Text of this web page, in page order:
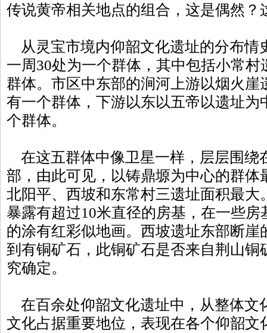
传说黄帝相关地点的组合，这是偶然？
从灵宝市境内仰韶文化遗址的分布情
一周30处为一个群体，其中包括小常
群体。市区中东部的涧河上游以烟火崖
有一个群体，下游以东以五帝以遗址为
个群体。
在这五群体中像卫星一样，层层围绕
部，由此可见，以铸鼎塬为中心的群体
北阳平、西坡和东常村三遗址面积最大
暴露有超过10米直径的房基，在一些
的涂有红彩似地画。西坡遗址东部断崖
到有铜矿石，此铜矿石是否来自荆山铜
究确定。
在百余处仰韶文化遗址中，从整体文
文化占据重要地位，表现在各个仰韶文